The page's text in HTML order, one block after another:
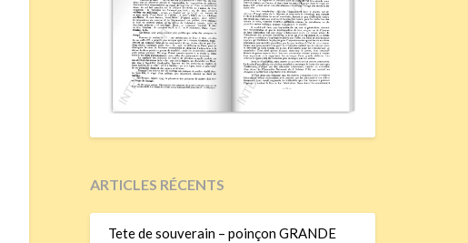
ARTICLES RÉCENTS
Tete de souverain – poinçon GRANDE